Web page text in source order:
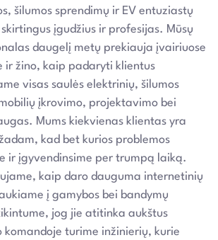
šilumos sprendimų ir EV entuziastų
įgudžius ir profesijas. Mūsų
daugelį metų prekiauja įvairiuose
ir žino, kaip padaryti klientus
visas saulės elektrinių, šilumos
įkrovimo, projektavimo bei
Mums kiekvienas klientas yra
kad bet kurios problemos
ir įgyvendinsime per trumpą laiką.
kaip daro dauguma internetinių
į gamybos bei bandymų
jog jie atitinka aukštus
komandoje turime inžinierių, kurie